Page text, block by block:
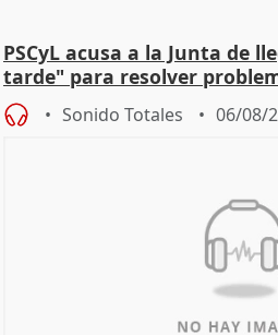
PSCyL acusa a la Junta de
tarde" para resolver
Sonido Totales 06/08/